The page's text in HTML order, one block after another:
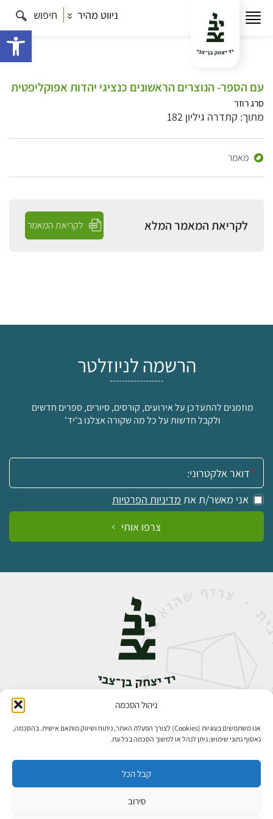
ניהול הסכמה
אנו משתמשים בעוגיות (Cookies) לצורך הפעלת האתר, ניתוח ושיווק מותאם אישית. בהסכמה,
נאסוף נתוני שימוש; ניתן לנהל או למשוך הסכמה בכל עת.
קבל הכל
סירוב
ניווט מהיר חיפוש
עם הספר- הנוצרים הראשונים כנציגי יהדות אפוקליפטית
סרג רוזר
מתוך: קתדרה גיליון 182
מאמר
לקריאת המאמר המלא לקריאת המאמר
הרשמה לניוזלטר
מוזמנים להתעדכן על אירועים, קורסים, סיורים, ספרים חדשים
ולקבל חדשות על כל מה שקורה אצלנו ב'יד'
אימייל:
אני מאשר/ת את מדיניות הפרטיות
צרפו אותי
אבן גבירול 14, רחביה, ירושלים